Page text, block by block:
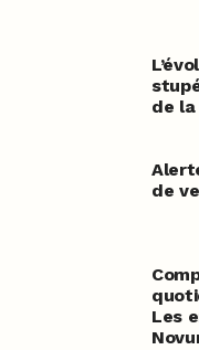
de
de
Les